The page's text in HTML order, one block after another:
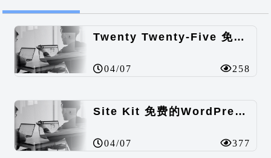
Twenty Twenty-Five 免费的WordPress内容主题
04/07 258
Site Kit 免费的WordPress数据统计插件
04/07 377